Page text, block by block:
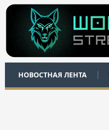
НОВОСТНАЯ ЛЕНТА